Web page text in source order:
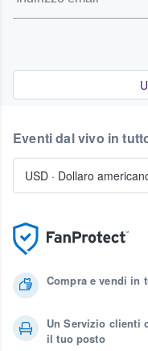
Compra e vendi in
Un Servizio clienti
il tuo posto
Eventi dal vivo in
USD · Dollaro